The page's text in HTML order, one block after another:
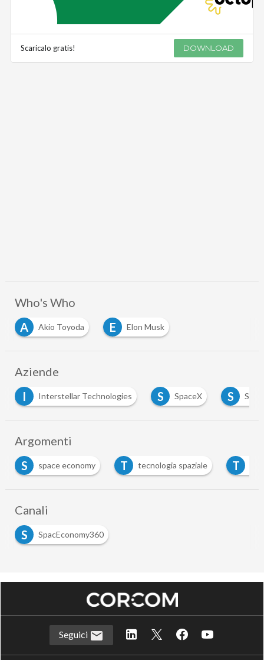
Scaricalo gratis! DOWNLOAD
Who's Who
A
Akio Toyoda E Elon Musk
Aziende
Interstellar Technologies S SpaceX S Starlink
Argomenti
space economy T tecnologia spaziale T
Canali
S
SpacEconomy360
Seguici